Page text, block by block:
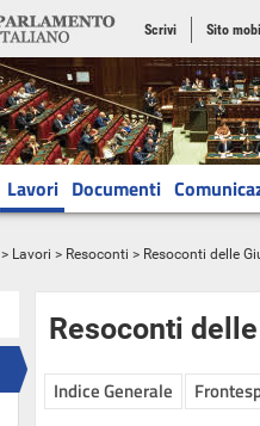
Scrivi Sito
Lavori Documenti
> Lavori > Resoconti > Resoconti delle
Resoconti
Indice Generale